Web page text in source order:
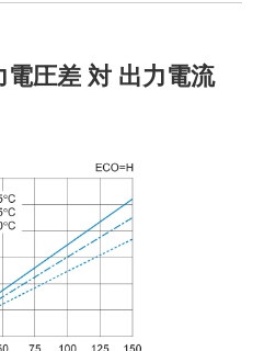
圧差 対 出力電流